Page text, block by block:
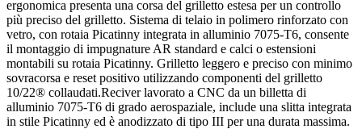
ergonomica presenta una corsa del grilletto estesa per un controllo
più preciso del grilletto. Sistema di telaio in polimero rinforzato con
vetro, con rotaia Picatinny integrata in alluminio 7075-T6, consente
il montaggio di impugnature AR standard e calci o estensioni
montabili su rotaia Picatinny. Grilletto leggero e preciso con minimo
sovracorsa e reset positivo utilizzando componenti del grilletto
10/22® collaudati.Reciver lavorato a CNC da un billetta di
alluminio 7075-T6 di grado aerospaziale, include una slitta integrata
in stile Picatinny ed è anodizzato di tipo III per una durata massima.